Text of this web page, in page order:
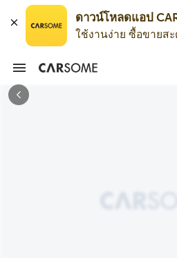
ดาวน์โหลดแอป
ใช้งานง่าย ซื้อขายส